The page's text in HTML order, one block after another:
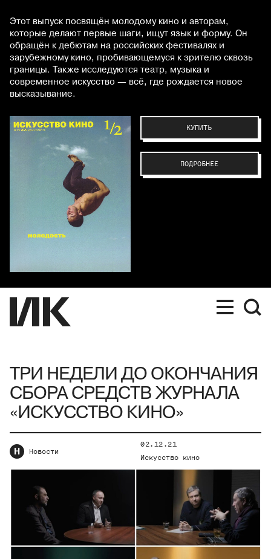
Этот выпуск посвящён молодому кино и авторам,
которые делают первые шаги, ищут язык и форму. Он
обращён к дебютам на российских фестивалях и
зарубежному кино, пробивающемуся к зрителю сквозь
границы. Также исследуются театр, музыка и
современное искусство — всё, где рождается новое
высказывание.
КУПИТЬ
ПОДРОБНЕЕ
ТРИ НЕДЕЛИ ДО ОКОНЧАНИЯ
СБОРА СРЕДСТВ ЖУРНАЛА
«ИСКУССТВО КИНО»
Н Новости
02.12.21
Искусство кино